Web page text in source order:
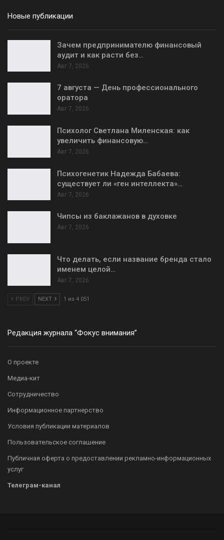
Новые публикации
Зачем предпринимателю финансовый
аудит и как расти без…
Авг 7, 2026
7 августа — День профессионального
оратора
Авг 7, 2026
Психолог Светлана Миленская: как
увеличить финансовую…
Авг 7, 2026
Психогенетик Надежда Бабаева:
существует ли «ген интеллекта»…
Авг 7, 2026
Чипсы из баклажанов в духовке
Авг 7, 2026
Что делать, если название бренда стало
именем целой…
Авг 7, 2026
PREV NEXT 1 из 4 051
Редакция журнала “Фокус внимания”
О проекте
Медиа-кит
Сотрудничество
Информационное партнерство
Условия публикации материалов
Пользовательское соглашение
Публичная оферта о предоставлении рекламно-информационных
услуг
Телеграм-канал